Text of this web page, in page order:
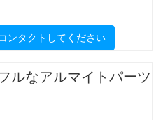
ンタクトしてください
ルなアルマイトパーツ